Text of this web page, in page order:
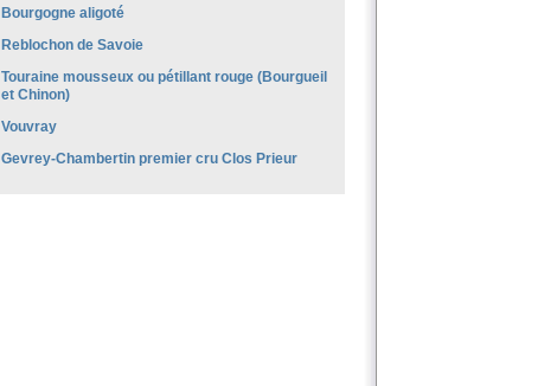
Bourgogne aligoté
Reblochon de Savoie
Touraine mousseux ou pétillant rouge (Bourgueil
et Chinon)
Vouvray
Gevrey-Chambertin premier cru Clos Prieur